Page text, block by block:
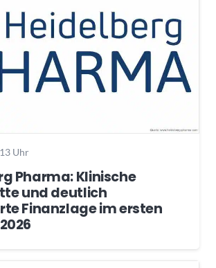
Uhr
Pharma: Klinische
und deutlich
Finanzlage im ersten